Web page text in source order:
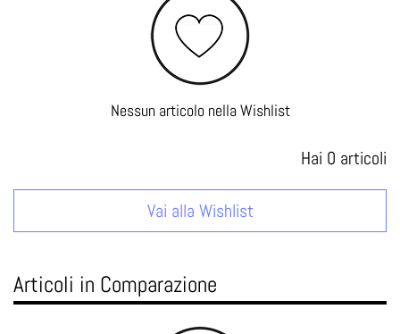
Nessun articolo nella Wishlist
Hai 0 articoli
Vai alla Wishlist
Articoli in Comparazione